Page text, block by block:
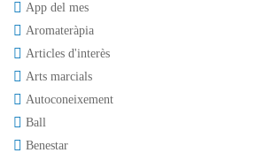
App del mes
Aromateràpia
Articles d'interès
Arts marcials
Autoconeixement
Ball
Benestar